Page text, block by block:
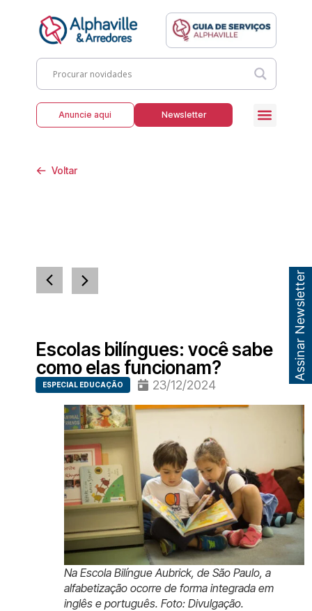
Anuncie aqui Newsletter
Voltar
Escolas bilíngues: você sabe
como elas funcionam?
ESPECIAL EDUCAÇÃO 23/12/2024
Na Escola Bilíngue Aubrick, de São Paulo, a
alfabetização ocorre de forma integrada em
inglês e português. Foto: Divulgação.
Assinar Newsletter